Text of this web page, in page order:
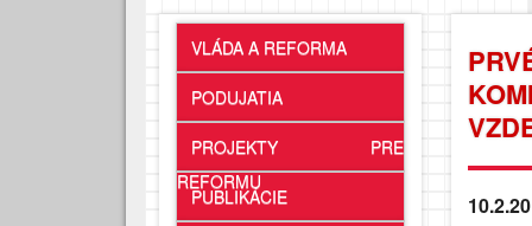
VLÁDA A REFORMA
PODUJATIA
PROJEKTY PRE
REFORMU
PUBLIKÁCIE